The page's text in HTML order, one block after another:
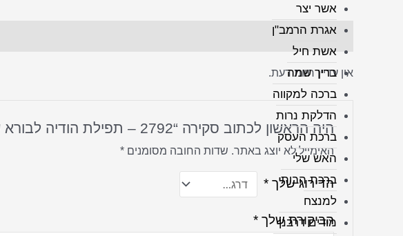
אשר יצר
אגרת הרמב"ן
אשת חיל
בריך שמה
ברכה למקווה
הדלקת נרות
ברכת העסק
האש שלי
ברכת הבית
למנצח
מודים דרבנן
חוות דעת (0)
אין עדיין חוות דעת.
היה הראשון לכתוב סקירה “2792 – תפילת הודיה לבורא עולם על קנבס או זכוכית”
האימייל לא יוצג באתר. שדות החובה מסומנים *
הדירוג שלך *
הביקורת שלך *